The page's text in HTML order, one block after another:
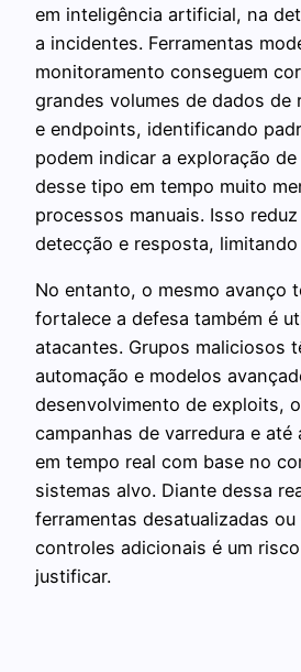
em inteligência artificial, na
a incidentes. Ferramentas
monitoramento conseguem
grandes volumes de dados de
e endpoints, identificando
podem indicar a exploração
desse tipo em tempo muito
processos manuais. Isso
detecção e resposta,
No entanto, o mesmo avanço
fortalece a defesa também é
atacantes. Grupos maliciosos
automação e modelos
desenvolvimento de exploits,
campanhas de varredura e até
em tempo real com base no
sistemas alvo. Diante dessa
ferramentas desatualizadas
controles adicionais é um
justificar.